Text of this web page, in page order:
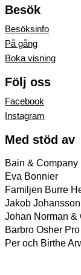
Besök
Besöksinfo
På gång
Boka visning
Följ oss
Facebook
Instagram
Med stöd av
Bain & Company
Eva Bonnier
Familjen Burre
Jakob
Johan Norman &
Barbro Osher
Per och Birthe